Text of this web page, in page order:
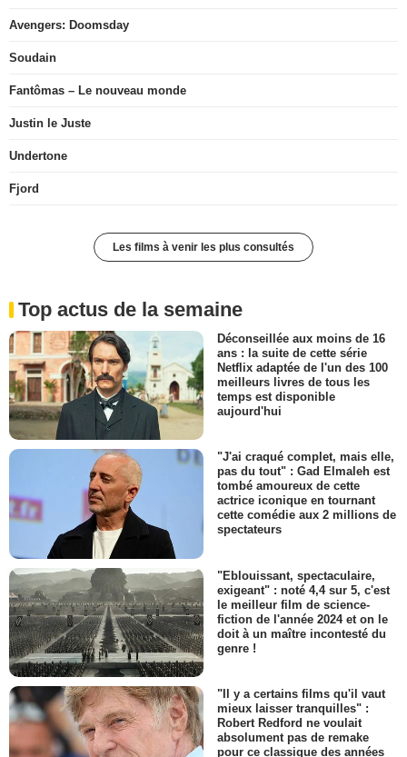
Avengers: Doomsday
Soudain
Fantômas – Le nouveau monde
Justin le Juste
Undertone
Fjord
Les films à venir les plus consultés
Top actus de la semaine
Déconseillée aux moins de 16
ans : la suite de cette série
Netflix adaptée de l'un des 100
meilleurs livres de tous les
temps est disponible
aujourd'hui
"J'ai craqué complet, mais elle,
pas du tout" : Gad Elmaleh est
tombé amoureux de cette
actrice iconique en tournant
cette comédie aux 2 millions de
spectateurs
"Eblouissant, spectaculaire,
exigeant" : noté 4,4 sur 5, c'est
le meilleur film de science-
fiction de l'année 2024 et on le
doit à un maître incontesté du
genre !
"Il y a certains films qu'il vaut
mieux laisser tranquilles" :
Robert Redford ne voulait
absolument pas de remake
pour ce classique des années